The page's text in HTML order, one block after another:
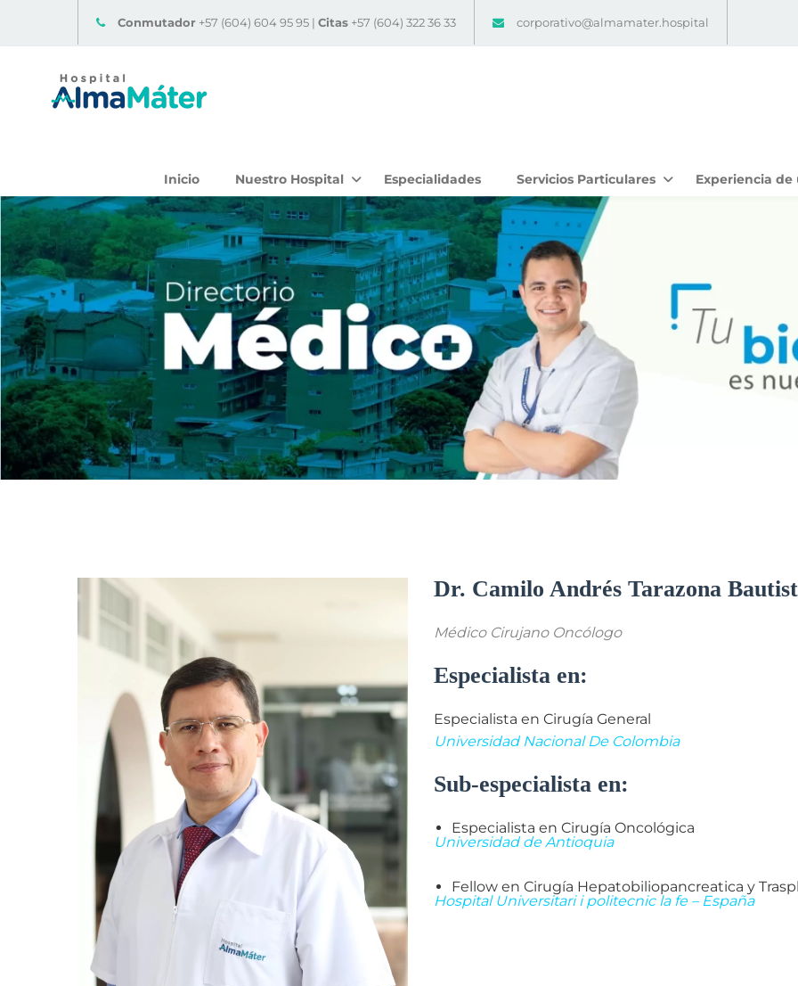
Conmutador +57 (604) 604 95 95 | Citas +57 (604) 322 36 33 corporativo@almamater.hospital
Inicio Nuestro Hospital Especialidades Servicios Particulares Experiencia de
Dr. Camilo Andrés Tarazona
Médico Cirujano Oncólogo
Especialista en:
Especialista en Cirugía General
Universidad Nacional De Colombia
Sub-especialista en:
Especialista en Cirugía Oncológica
Universidad de Antioquia
Fellow en Cirugía Hepatobiliopancreatica y
Hospital Universitari i politecnic la fe – España